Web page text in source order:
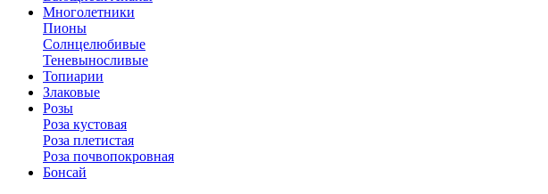
Многолетники
Пионы
Солнцелюбивые
Теневыносливые
Топиарии
Злаковые
Розы
Роза кустовая
Роза плетистая
Роза почвопокровная
Бонсай